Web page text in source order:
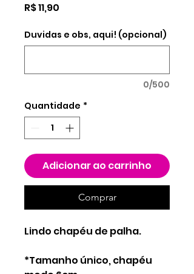
R$ 11,90
Duvidas e obs, aqui! (opcional)
0/500
Quantidade *
Adicionar ao carrinho
Comprar
Lindo chapéu de palha.
*Tamanho único, chapéu